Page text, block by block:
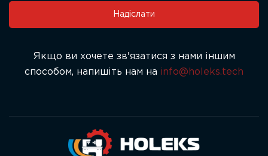
blank.
Надіслати
Якщо ви хочете зв'язатися з нами іншим
способом, напишіть нам на info@holeks.tech